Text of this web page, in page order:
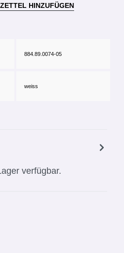
HINZUFÜGEN
884.89.0074-05
weiss
verfügbar.